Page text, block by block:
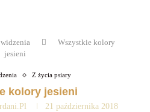
Wszystkie kolory
jesieni
Z życia psiary
kolory jesieni
21 października 2018